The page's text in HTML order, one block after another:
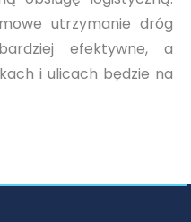
utrzymanie dróg
efektywne, a
i ulicach będzie na